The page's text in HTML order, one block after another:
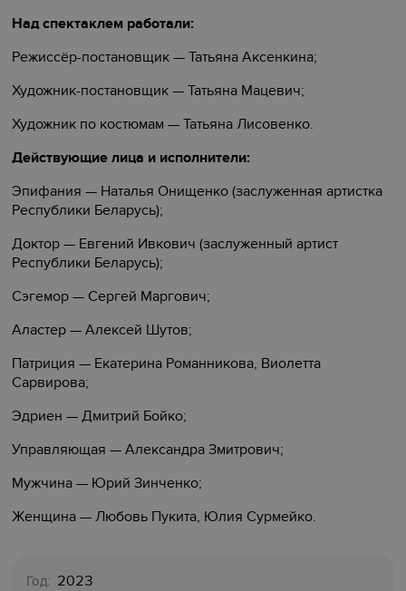
Над спектаклем работали:
Режиссёр-постановщик — Татьяна Аксенкина;
Художник-постановщик — Татьяна Мацевич;
Художник по костюмам — Татьяна Лисовенко.
Действующие лица и исполнители:
Эпифания — Наталья Онищенко (заслуженная артистка
Республики Беларусь);
Доктор — Евгений Ивкович (заслуженный артист
Республики Беларусь);
Сэгемор — Сергей Маргович;
Аластер — Алексей Шутов;
Патриция — Екатерина Романникова, Виолетта
Сарвирова;
Эдриен — Дмитрий Бойко;
Управляющая — Александра Змитрович;
Мужчина — Юрий Зинченко;
Женщина — Любовь Пукита, Юлия Сурмейко.
Год: 2023